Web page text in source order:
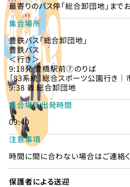
最寄りのバス停「総合卸団地」まで
集合場所
豊鉄バス「総合卸団地」
豊鉄バス
＜行き＞
9:18発 豊橋駅前⑦のりば
［83系統］総合スポーツ公園行き
9:38 着 総合卸団地
集合場所出発時間
09:40
注意事項
時間に間に合わない場合はご連絡く
保護者による送迎